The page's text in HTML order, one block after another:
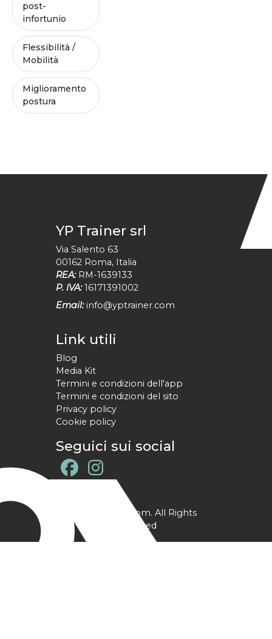
post-
infortunio
Flessibilità /
Mobilità
Miglioramento
postura
YP Trainer srl
Via Salento 63
00162 Roma, Italia
REA: RM-1639133
P. IVA: 16171391002
Email: info@yptrainer.com
Link utili
Blog
Media Kit
Termini e condizioni dell'app
Termini e condizioni del sito
Privacy policy
Cookie policy
Seguici sui social
@ YPtrainer.com. All Rights
Reserved